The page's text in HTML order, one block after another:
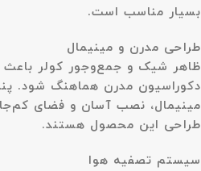
بسیار مناسب است.
طراحی مدرن و مینیمال
ظاهر شیک و جمع‌وجور کولر باعث
دکوراسیون مدرن هماهنگ شود.
مینیمال، نصب آسان و فضای
طراحی این محصول هستند.
سیستم تصفیه هوا